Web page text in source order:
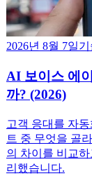
2026년 8월 7일
AI 보이스 에
까? (2026)
고객 응대를 자
트 중 무엇을 골
의 차이를 비교
리했습니다.